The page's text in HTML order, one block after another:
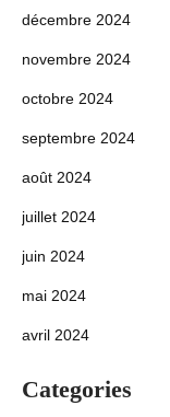
décembre 2024
novembre 2024
octobre 2024
septembre 2024
août 2024
juillet 2024
juin 2024
mai 2024
avril 2024
Categories